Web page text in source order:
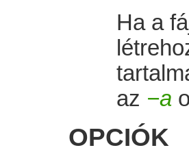
Ha a
az −a
OPCIÓK